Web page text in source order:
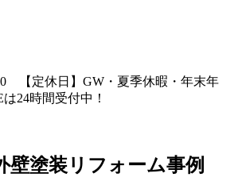
【定休日】GW・夏季休暇・年末年
時間受付中！
壁塗装リフォーム事例